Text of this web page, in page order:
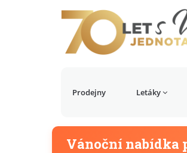
Prodejny Letáky
Vánoční nabídka